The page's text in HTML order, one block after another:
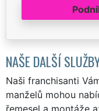
NAŠE DALŠÍ
Naši franchisanti
manželů mohou
řemesel a montáže